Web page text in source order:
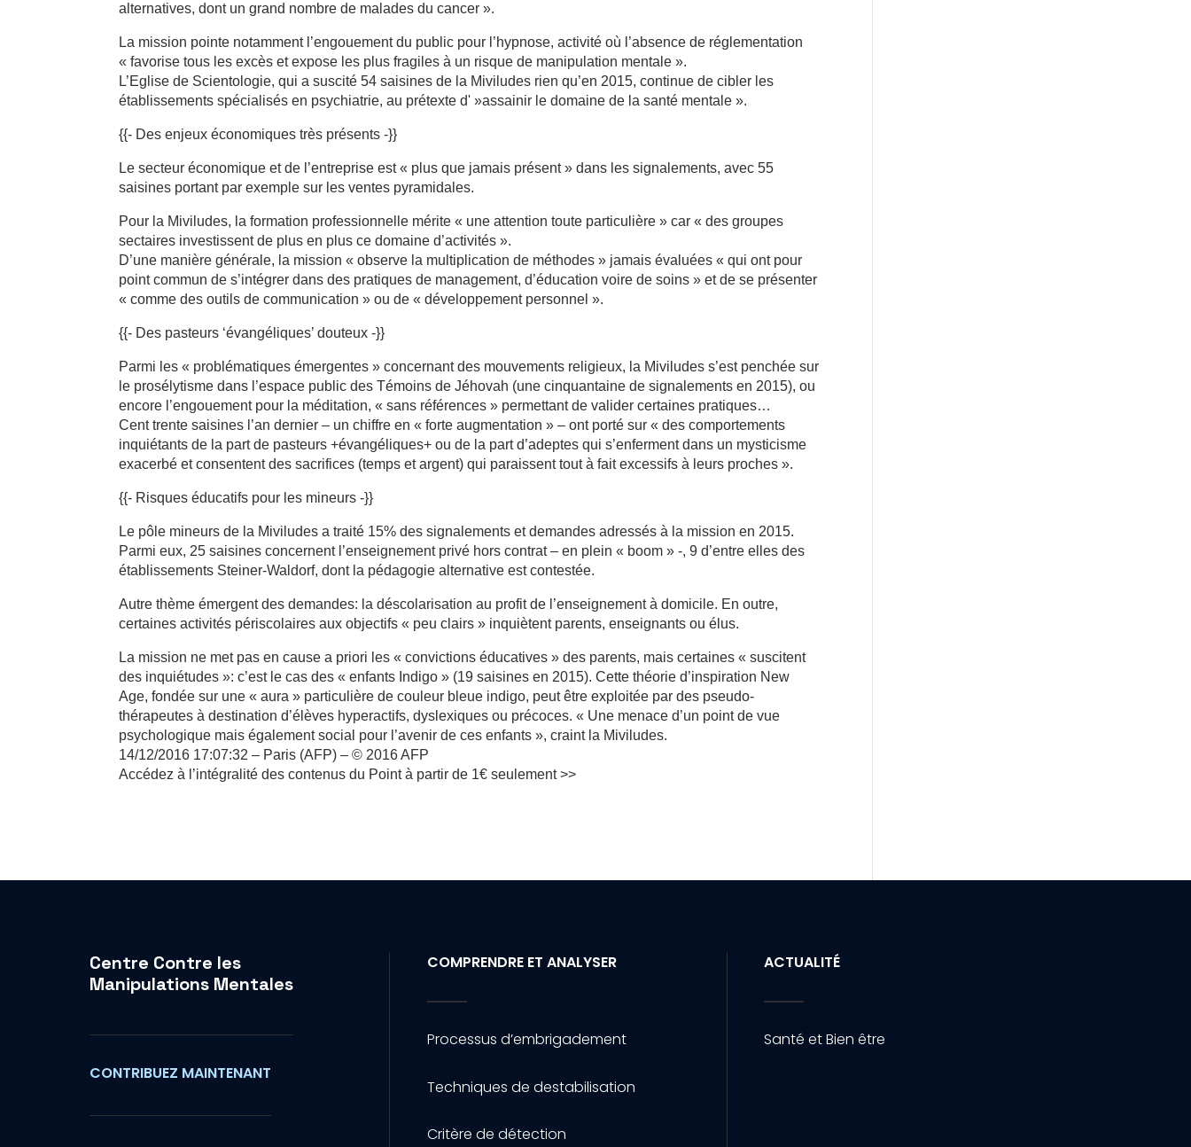
alternatives, dont un grand nombre de malades du cancer ».
La mission pointe notamment l’engouement du public pour l’hypnose, activité où l’absence de réglementation
« favorise tous les excès et expose les plus fragiles à un risque de manipulation mentale ».
L’Eglise de Scientologie, qui a suscité 54 saisines de la Miviludes rien qu’en 2015, continue de cibler les
établissements spécialisés en psychiatrie, au prétexte d' »assainir le domaine de la santé mentale ».
{{- Des enjeux économiques très présents -}}
Le secteur économique et de l’entreprise est « plus que jamais présent » dans les signalements, avec 55
saisines portant par exemple sur les ventes pyramidales.
Pour la Miviludes, la formation professionnelle mérite « une attention toute particulière » car « des groupes
sectaires investissent de plus en plus ce domaine d’activités ».
D’une manière générale, la mission « observe la multiplication de méthodes » jamais évaluées « qui ont pour
point commun de s’intégrer dans des pratiques de management, d’éducation voire de soins » et de se présenter
« comme des outils de communication » ou de « développement personnel ».
{{- Des pasteurs ‘évangéliques’ douteux -}}
Parmi les « problématiques émergentes » concernant des mouvements religieux, la Miviludes s’est penchée sur
le prosélytisme dans l’espace public des Témoins de Jéhovah (une cinquantaine de signalements en 2015), ou
encore l’engouement pour la méditation, « sans références » permettant de valider certaines pratiques…
Cent trente saisines l’an dernier – un chiffre en « forte augmentation » – ont porté sur « des comportements
inquiétants de la part de pasteurs +évangéliques+ ou de la part d’adeptes qui s’enferment dans un mysticisme
exacerbé et consentent des sacrifices (temps et argent) qui paraissent tout à fait excessifs à leurs proches ».
{{- Risques éducatifs pour les mineurs -}}
Le pôle mineurs de la Miviludes a traité 15% des signalements et demandes adressés à la mission en 2015.
Parmi eux, 25 saisines concernent l’enseignement privé hors contrat – en plein « boom » -, 9 d’entre elles des
établissements Steiner-Waldorf, dont la pédagogie alternative est contestée.
Autre thème émergent des demandes: la déscolarisation au profit de l’enseignement à domicile. En outre,
certaines activités périscolaires aux objectifs « peu clairs » inquiètent parents, enseignants ou élus.
La mission ne met pas en cause a priori les « convictions éducatives » des parents, mais certaines « suscitent
des inquiétudes »: c’est le cas des « enfants Indigo » (19 saisines en 2015). Cette théorie d’inspiration New
Age, fondée sur une « aura » particulière de couleur bleue indigo, peut être exploitée par des pseudo-
thérapeutes à destination d’élèves hyperactifs, dyslexiques ou précoces. « Une menace d’un point de vue
psychologique mais également social pour l’avenir de ces enfants », craint la Miviludes.
14/12/2016 17:07:32 – Paris (AFP) – © 2016 AFP
Accédez à l’intégralité des contenus du Point à partir de 1€ seulement >>
Centre Contre les
Manipulations Mentales
CONTRIBUEZ MAINTENANT
COMPRENDRE ET ANALYSER
Processus d’embrigadement
Techniques de destabilisation
Critère de détection
ACTUALITÉ
Santé et Bien être